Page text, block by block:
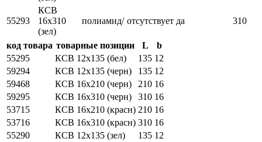
55293
КСВ
16х310
(зел)
полиамид/ отсутствует да 310
код товара товарные позиции L
b
55295
КСВ 12х135 (бел) 135 12
59294
КСВ 12х135 (черн) 135 12
59468
КСВ 16х210 (черн) 210 16
59295
КСВ 16х310 (черн) 310 16
53715
КСВ 16х210 (красн) 210 16
53716
КСВ 16х310 (красн) 310 16
55290
КСВ 12х135 (зел) 135 12